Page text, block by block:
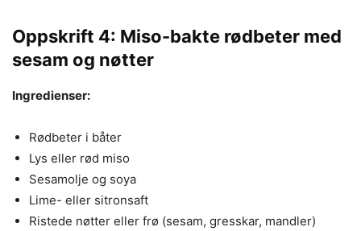
Oppskrift 4: Miso-bakte rødbeter med
sesam og nøtter
Ingredienser:
Rødbeter i båter
Lys eller rød miso
Sesamolje og soya
Lime- eller sitronsaft
Ristede nøtter eller frø (sesam, gresskar, mandler)